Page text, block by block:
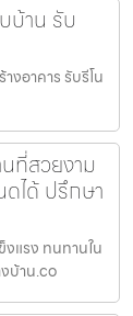
บ้าน รับ
งอาคาร รับรีโน
ที่สวยงาม
ได้ ปรึกษา
แรง ทนทานใน
บ้าน.co